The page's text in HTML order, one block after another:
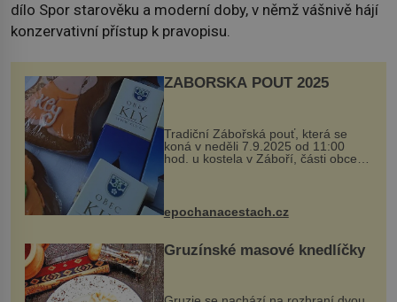
dílo Spor starověku a moderní doby, v němž vášnivě hájí
konzervativní přístup k pravopisu.
ZÁBOŘSKÁ POUŤ 2025
Tradiční Zábořská pouť, která se
koná v neděli 7.9.2025 od 11:00
hod. u kostela v Záboří, části obce
Kly u Mělníka. V programu naleznete
komentovanou prohlídku kostela,
epochanacestach.cz
Gruzínské masové knedlíčky